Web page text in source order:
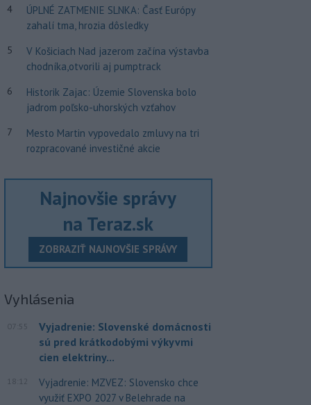
4
ÚPLNÉ ZATMENIE SLNKA: Časť Európy
zahalí tma, hrozia dôsledky
5
V Košiciach Nad jazerom začína výstavba
chodníka,otvorili aj pumptrack
6
Historik Zajac: Územie Slovenska bolo
jadrom poľsko-uhorských vzťahov
7
Mesto Martin vypovedalo zmluvy na tri
rozpracované investičné akcie
Najnovšie správy
na Teraz.sk
ZOBRAZIŤ NAJNOVŠIE SPRÁVY
Vyhlásenia
07:55
Vyjadrenie: Slovenské domácnosti
sú pred krátkodobými výkyvmi
cien elektriny...
18:12
Vyjadrenie: MZVEZ: Slovensko chce
využiť EXPO 2027 v Belehrade na